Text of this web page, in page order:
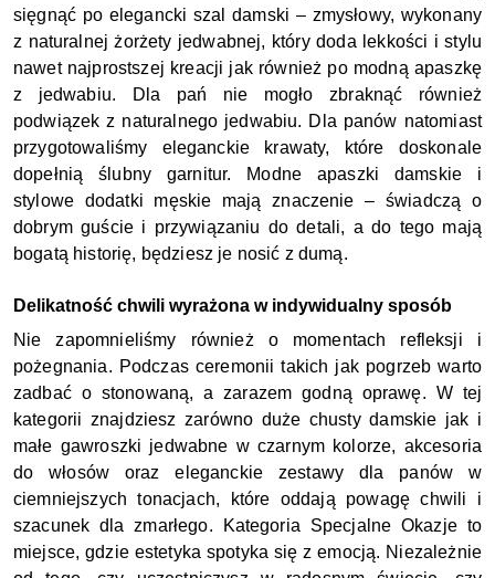
sięgnąć po elegancki szal damski – zmysłowy, wykonany
z naturalnej żorżety jedwabnej, który doda lekkości i stylu
nawet najprostszej kreacji jak również po modną apaszkę
z jedwabiu. Dla pań nie mogło zbraknąć również
podwiązek z naturalnego jedwabiu. Dla panów natomiast
przygotowaliśmy eleganckie krawaty, które doskonale
dopełnią ślubny garnitur. Modne apaszki damskie i
stylowe dodatki męskie mają znaczenie – świadczą o
dobrym guście i przywiązaniu do detali, a do tego mają
bogatą historię, będziesz je nosić z dumą.
Delikatność chwili wyrażona w indywidualny sposób
Nie zapomnieliśmy również o momentach refleksji i
pożegnania. Podczas ceremonii takich jak pogrzeb warto
zadbać o stonowaną, a zarazem godną oprawę. W tej
kategorii znajdziesz zarówno duże chusty damskie jak i
małe gawroszki jedwabne w czarnym kolorze, akcesoria
do włosów oraz eleganckie zestawy dla panów w
ciemniejszych tonacjach, które oddają powagę chwili i
szacunek dla zmarłego. Kategoria Specjalne Okazje to
miejsce, gdzie estetyka spotyka się z emocją. Niezależnie